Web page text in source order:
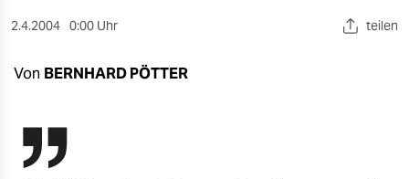
berlin
nord
verlag
2.4.2004 0:00 Uhr teilen
Von BERNHARD PÖTTER
